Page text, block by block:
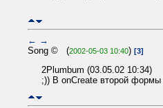
← →
Song © (2002-05-03 10:40) [3]
2Plumbum (03.05.02 10:34)
;)) В onCreate второй формы